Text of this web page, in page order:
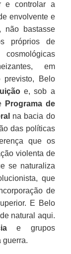
e controlar a
envolvente e
não bastasse
próprios de
em
previsto, Belo
e, sob a
Programa de
na bacia do
das políticas
que os
violenta de
se naturaliza
que
de
E Belo
natural aqui.
e grupos
guerra.